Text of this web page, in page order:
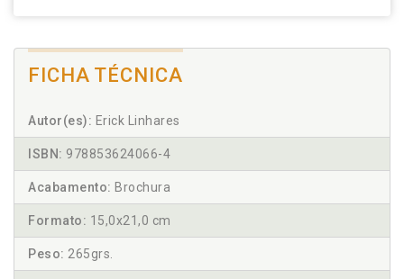
FICHA TÉCNICA
Autor(es): Erick Linhares
ISBN: 978853624066-4
Acabamento: Brochura
Formato: 15,0x21,0 cm
Peso: 265grs.